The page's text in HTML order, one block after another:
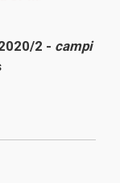
2 - campi